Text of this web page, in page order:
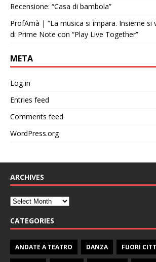
Recensione: “Casa di bambola”
ProfAmà | “La musica si impara. Insieme si
di Prime Note con “Play Live Together”
META
Log in
Entries feed
Comments feed
WordPress.org
ARCHIVES
CATEGORIES
ANDATE A TEATRO DANZA FUORI